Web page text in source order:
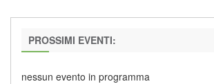
PROSSIMI EVENTI:
nessun evento in programma